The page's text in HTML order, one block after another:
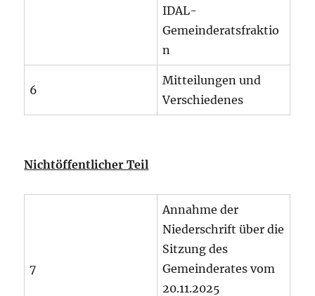
IDAL-
Gemeinderatsfraktio
n
6
Mitteilungen und
Verschiedenes
Nichtöffentlicher Teil
7
Annahme der
Niederschrift über die
Sitzung des
Gemeinderates vom
20.11.2025